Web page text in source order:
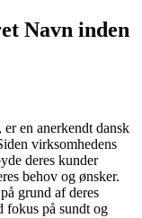
Navn inden
en anerkendt dansk
virksomhedens
deres kunder
behov og ønsker.
grund af deres
fokus på sundt og